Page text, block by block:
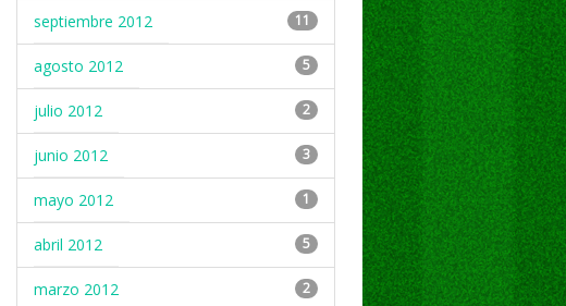
septiembre 2012 11
agosto 2012 5
julio 2012 2
junio 2012 3
mayo 2012 1
abril 2012 5
marzo 2012 2